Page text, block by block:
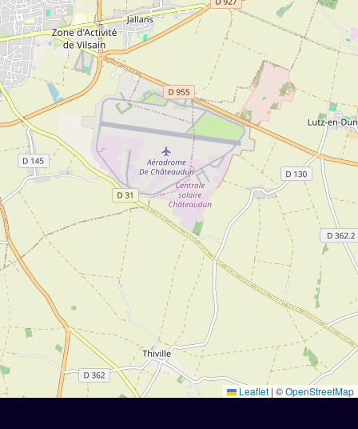
Leaflet | ©OpenStreetMap